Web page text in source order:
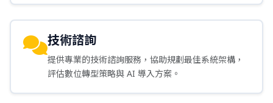
技術諮詢
提供專業的技術諮詢服務，協助規劃最佳系統架構，
評估數位轉型策略與 AI 導入方案。